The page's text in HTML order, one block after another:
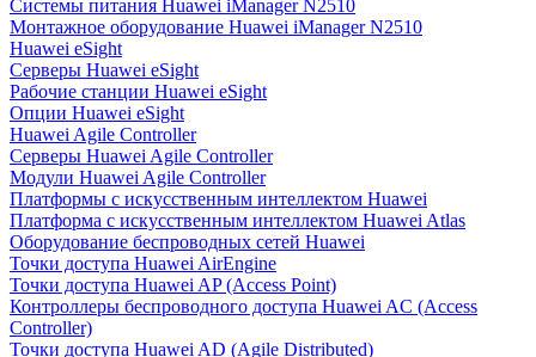
Системы питания Huawei iManager N2510
Монтажное оборудование Huawei iManager N2510
Huawei eSight
Серверы Huawei eSight
Рабочие станции Huawei eSight
Опции Huawei eSight
Huawei Agile Controller
Серверы Huawei Agile Controller
Модули Huawei Agile Controller
Платформы с искусственным интеллектом Huawei
Платформа с искусственным интеллектом Huawei Atlas
Оборудование беспроводных сетей Huawei
Точки доступа Huawei AirEngine
Точки доступа Huawei AP (Access Point)
Контроллеры беспроводного доступа Huawei AC (Access
Controller)
Точки доступа Huawei AD (Agile Distributed)